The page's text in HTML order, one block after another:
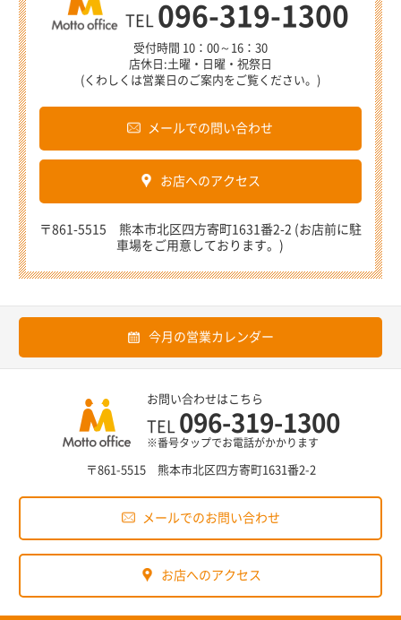
TEL 096-319-1300
受付時間 10：00～16：30
店休日:土曜・日曜・祝祭日
(くわしくは営業日のご案内をご覧ください。)
メールでの問い合わせ
お店へのアクセス
〒861-5515 熊本市北区四方寄町1631番2-2 (お店前に駐
車場をご用意しております。)
今月の営業カレンダー
お問い合わせはこちら
TEL 096-319-1300
※番号タップでお電話がかかります
〒861-5515 熊本市北区四方寄町1631番2-2
メールでのお問い合わせ
お店へのアクセス